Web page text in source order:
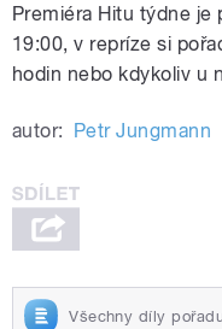
Premiéra Hitu týdne je
19:00, v repríze si
hodin nebo kdykoliv u
autor: Petr Jungmann
Všechny díly